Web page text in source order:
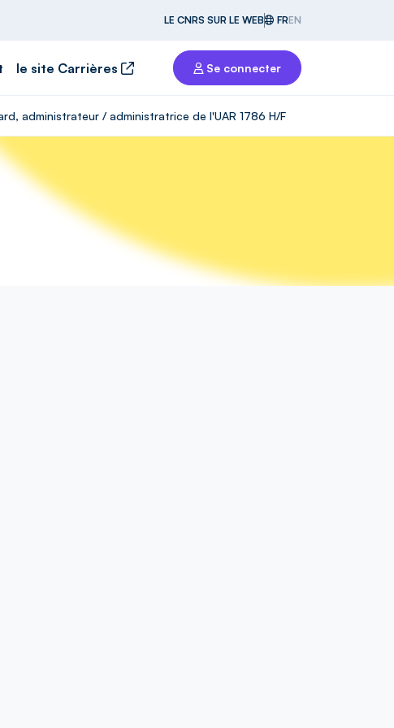
LE CNRS SUR LE WEB FREN
le site Carrières Se connecter
administrateur / administratrice de l'UAR 1786 H/F